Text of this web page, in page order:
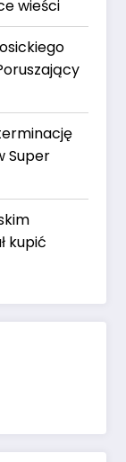
wieści
Super
kupić